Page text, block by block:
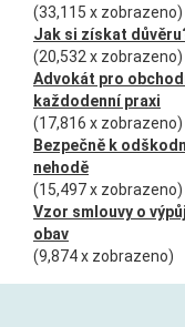
(33,115 x zobrazeno)
Jak si získat
(20,532 x zobrazeno)
Advokát pro
každodenní praxi
(17,816 x zobrazeno)
Bezpečně k
nehodě
(15,497 x zobrazeno)
Vzor smlouvy o
obav
(9,874 x zobrazeno)